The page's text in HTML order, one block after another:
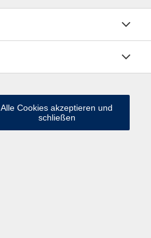
Alle Cookies akzeptieren und
schließen